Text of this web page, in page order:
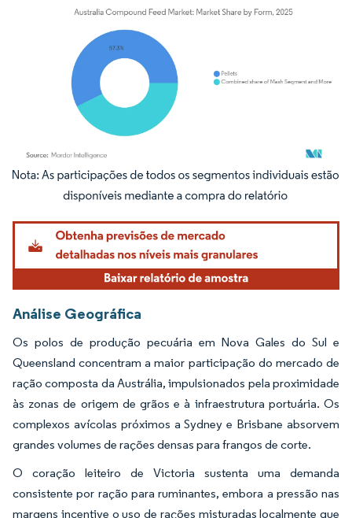
Imagem © Mordor Intelligence. O reuso requer atribuição conforme CC BY 4.0.
Análise Geográfica
Os polos de produção pecuária em Nova Gales do Sul e
Queensland concentram a maior participação do mercado de
ração composta da Austrália, impulsionados pela proximidade
às zonas de origem de grãos e à infraestrutura portuária. Os
complexos avícolas próximos a Sydney e Brisbane absorvem
grandes volumes de rações densas para frangos de corte.
O coração leiteiro de Victoria sustenta uma demanda
consistente por ração para ruminantes, embora a pressão nas
margens incentive o uso de rações misturadas localmente que